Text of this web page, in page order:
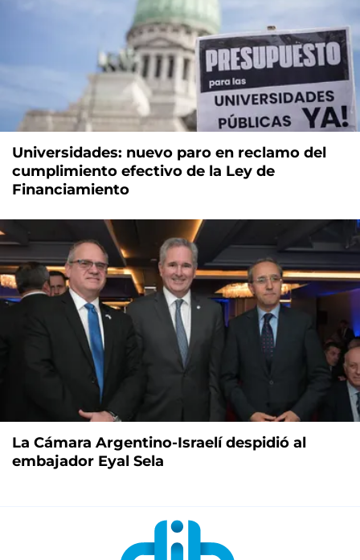
Universidades: nuevo paro en reclamo del
cumplimiento efectivo de la Ley de
Financiamiento
La Cámara Argentino-Israelí despidió al
embajador Eyal Sela